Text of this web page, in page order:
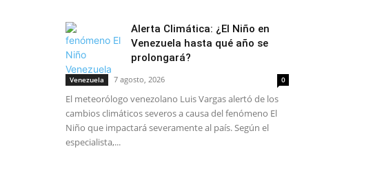
Alerta Climática: ¿El Niño en
Venezuela hasta qué año se
prolongará?
Venezuela 7 agosto, 2026 0
El meteorólogo venezolano Luis Vargas alertó de los
cambios climáticos severos a causa del fenómeno El
Niño que impactará severamente al país. Según el
especialista,...